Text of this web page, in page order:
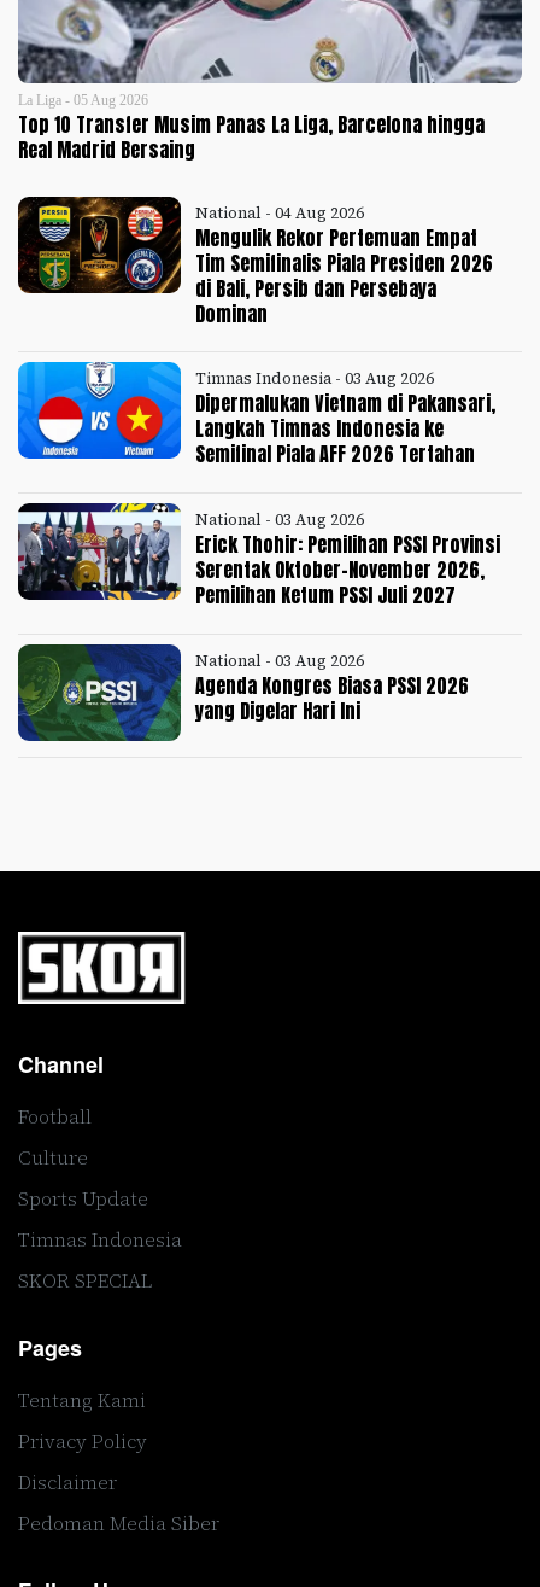
La Liga - 05 Aug 2026
Top 10 Transfer Musim Panas La Liga, Barcelona hingga
Real Madrid Bersaing
National - 04 Aug 2026
Mengulik Rekor Pertemuan Empat
Tim Semifinalis Piala Presiden 2026
di Bali, Persib dan Persebaya
Dominan
Timnas Indonesia - 03 Aug 2026
Dipermalukan Vietnam di Pakansari,
Langkah Timnas Indonesia ke
Semifinal Piala AFF 2026 Tertahan
National - 03 Aug 2026
Erick Thohir: Pemilihan PSSI Provinsi
Serentak Oktober-November 2026,
Pemilihan Ketum PSSI Juli 2027
National - 03 Aug 2026
Agenda Kongres Biasa PSSI 2026
yang Digelar Hari Ini
Channel
Football
Culture
Sports Update
Timnas Indonesia
SKOR SPECIAL
Pages
Tentang Kami
Privacy Policy
Disclaimer
Pedoman Media Siber